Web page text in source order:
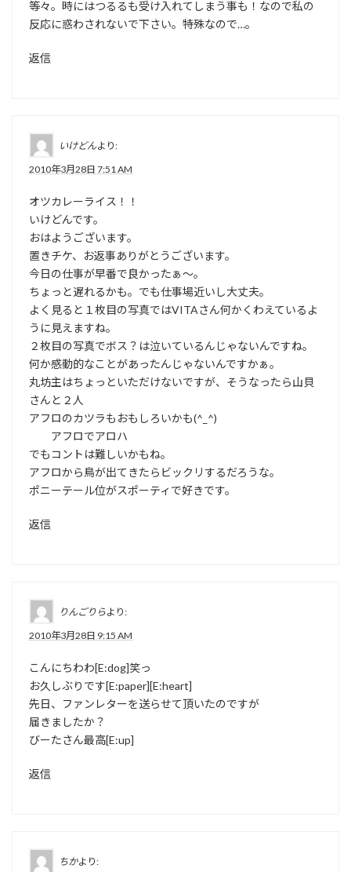
等々。時にはつるるも受け入れてしまう事も！なので私の
反応に惑わされないで下さい。特殊なので…。
返信
いけどんより:
2010年3月28日 7:51 AM
オツカレーライス！！
いけどんです。
おはようございます。
置きチケ、お返事ありがとうございます。
今日の仕事が早番で良かったぁ～。
ちょっと遅れるかも。でも仕事場近いし大丈夫。
よく見ると１枚目の写真ではVITAさん何かくわえているよ
うに見えますね。
２枚目の写真でボス？は泣いているんじゃないんですね。
何か感動的なことがあったんじゃないんですかぁ。
丸坊主はちょっといただけないですが、そうなったら山貝
さんと２人
アフロのカツラもおもしろいかも(^_^)
アフロでアロハ
でもコントは難しいかもね。
アフロから鳥が出てきたらビックリするだろうな。
ポニーテール位がスポーティで好きです。
返信
りんごりらより:
2010年3月28日 9:15 AM
こんにちわわ[E:dog]笑っ
お久しぶりです[E:paper][E:heart]
先日、ファンレターを送らせて頂いたのですが
届きましたか？
びーたさん最高[E:up]
返信
ちかより: